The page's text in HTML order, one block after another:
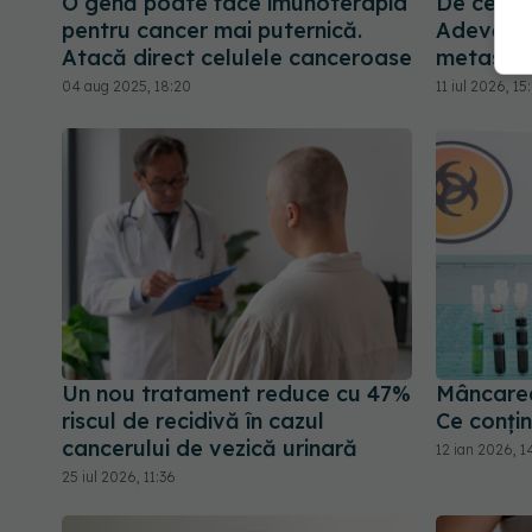
pentru cancer mai puternică.
Atacă direct celulele canceroase
04 aug 2025, 18:20 11 iul 2026,
Un nou tratament reduce cu 47%
riscul de recidivă în cazul
cancerului de vezică urinară
25 iul 2026, 11:36
Ce
12 ian 2026,